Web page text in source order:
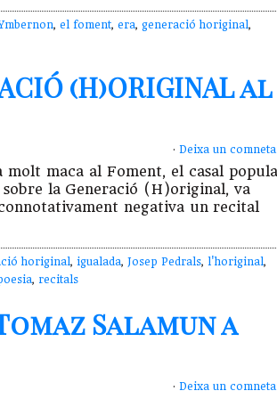
, el foment, era, generació horiginal,
(H)ORIGINAL al
· Deixa un
molt maca al Foment, el casal
la Generació (H)original, va
negativa un recital
horiginal, igualada, Josep Pedrals, l'horiginal,
, recitals
Tomaz Salamun a
· Deixa un